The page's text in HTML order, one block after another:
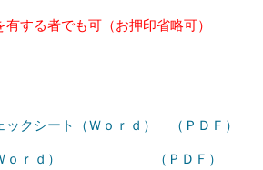
する者でも可（お押印省略可）
クシート（Ｗｏｒｄ） （ＰＤＦ）
ｒｄ） （ＰＤＦ）